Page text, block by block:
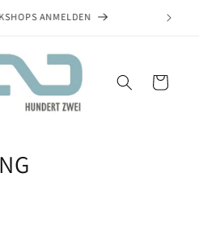
= HUNDERT ZWEI
Warenkorb